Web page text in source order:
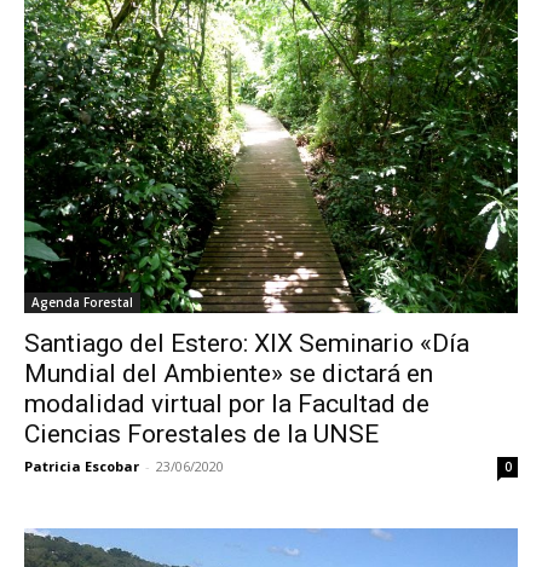
Agenda Forestal
Santiago del Estero: XIX Seminario «Día
Mundial del Ambiente» se dictará en
modalidad virtual por la Facultad de
Ciencias Forestales de la UNSE
Patricia Escobar - 23/06/2020 0